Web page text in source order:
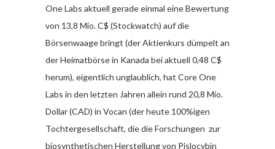
One Labs aktuell gerade einmal eine Bewertung
von 13,8 Mio. C$ (Stockwatch) auf die
Börsenwaage bringt (der Aktienkurs dümpelt an
der Heimatbörse in Kanada bei aktuell 0,48 C$
herum), eigentlich unglaublich, hat Core One
Labs in den letzten Jahren allein rund 20,8 Mio.
Dollar (CAD) in Vocan (der heute 100%igen
Tochtergesellschaft, die die Forschungen zur
biosynthetischen Herstellung von Pislocybin